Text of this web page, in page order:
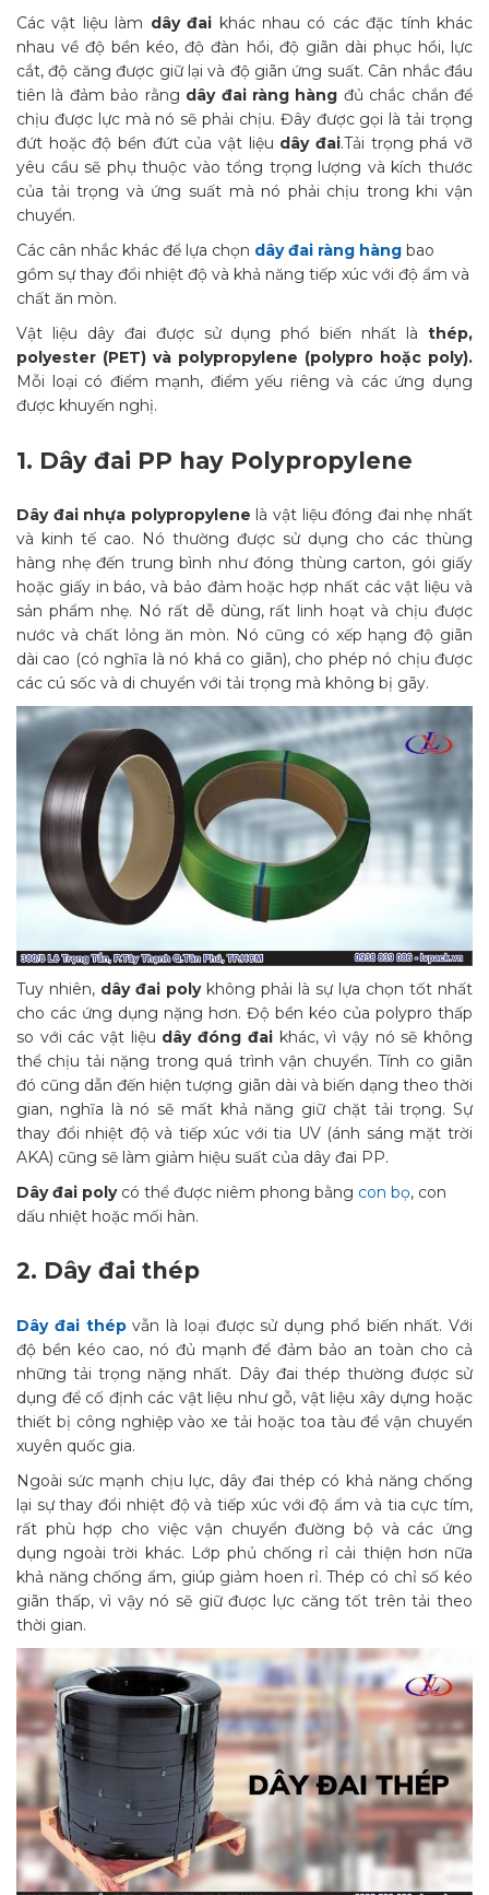
Các vật liệu làm dây đai khác nhau có các đặc tính khác
nhau về độ bền kéo, độ đàn hồi, độ giãn dài phục hồi, lực
cắt, độ căng được giữ lại và độ giãn ứng suất. Cân nhắc đầu
tiên là đảm bảo rằng dây đai ràng hàng đủ chắc chắn để
chịu được lực mà nó sẽ phải chịu. Đây được gọi là tải trọng
đứt hoặc độ bền đứt của vật liệu dây đai.Tải trọng phá vỡ
yêu cầu sẽ phụ thuộc vào tổng trọng lượng và kích thước
của tải trọng và ứng suất mà nó phải chịu trong khi vận
chuyển.
Các cân nhắc khác để lựa chọn dây đai ràng hàng bao
gồm sự thay đổi nhiệt độ và khả năng tiếp xúc với độ ẩm và
chất ăn mòn.
Vật liệu dây đai được sử dụng phổ biến nhất là thép,
polyester (PET) và polypropylene (polypro hoặc poly).
Mỗi loại có điểm mạnh, điểm yếu riêng và các ứng dụng
được khuyến nghị.
1. Dây đai PP hay Polypropylene
Dây đai nhựa polypropylene là vật liệu đóng đai nhẹ nhất
và kinh tế cao. Nó thường được sử dụng cho các thùng
hàng nhẹ đến trung bình như đóng thùng carton, gói giấy
hoặc giấy in báo, và bảo đảm hoặc hợp nhất các vật liệu và
sản phẩm nhẹ. Nó rất dễ dùng, rất linh hoạt và chịu được
nước và chất lỏng ăn mòn. Nó cũng có xếp hạng độ giãn
dài cao (có nghĩa là nó khá co giãn), cho phép nó chịu được
các cú sốc và di chuyển với tải trọng mà không bị gãy.
Tuy nhiên, dây đai polykhông phải là sự lựa chọn tốt nhất
cho các ứng dụng nặng hơn. Độ bền kéo của polypro thấp
so với các vật liệu dây đóng đaikhác, vì vậy nó sẽ không
thể chịu tải nặng trong quá trình vận chuyển. Tính co giãn
đó cũng dẫn đến hiện tượng giãn dài và biến dạng theo thời
gian, nghĩa là nó sẽ mất khả năng giữ chặt tải trọng. Sự
thay đổi nhiệt độ và tiếp xúc với tia UV (ánh sáng mặt trời
AKA) cũng sẽ làm giảm hiệu suất của dây đai PP.
Dây đai polycó thể được niêm phong bằng con bọ, con
dấu nhiệt hoặc mối hàn.
2. Dây đai thép
Dây đai thépvẫn là loại được sử dụng phổ biến nhất. Với
độ bền kéo cao, nó đủ mạnh để đảm bảo an toàn cho cả
những tải trọng nặng nhất. Dây đai thép thường được sử
dụng để cố định các vật liệu như gỗ, vật liệu xây dựng hoặc
thiết bị công nghiệp vào xe tải hoặc toa tàu để vận chuyển
xuyên quốc gia.
Ngoài sức mạnh chịu lực, dây đai thép có khả năng chống
lại sự thay đổi nhiệt độ và tiếp xúc với độ ẩm và tia cực tím,
rất phù hợp cho việc vận chuyển đường bộ và các ứng
dụng ngoài trời khác. Lớp phủ chống rỉ cải thiện hơn nữa
khả năng chống ẩm, giúp giảm hoen rỉ. Thép có chỉ số kéo
giãn thấp, vì vậy nó sẽ giữ được lực căng tốt trên tải theo
thời gian.